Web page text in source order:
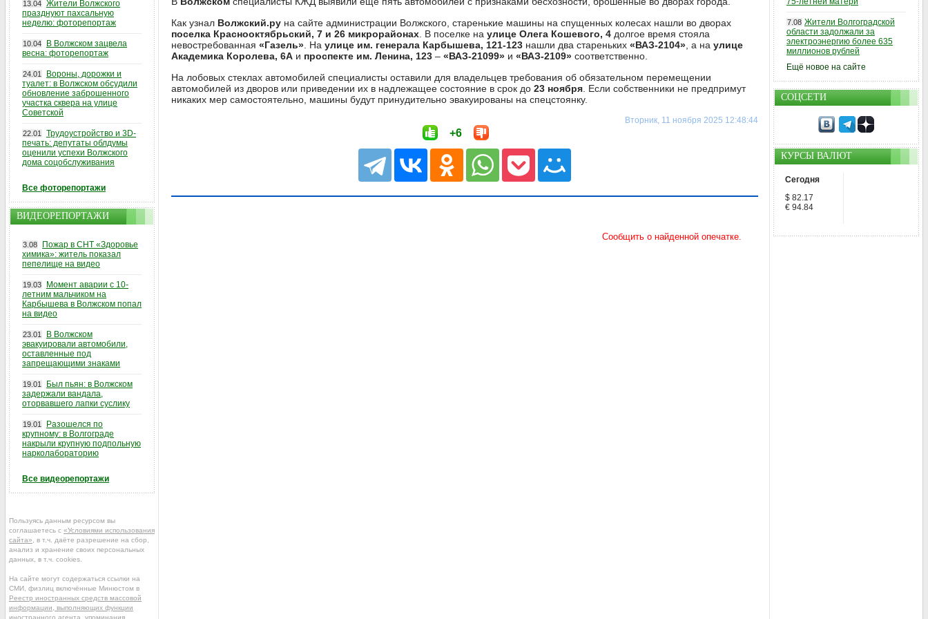
Как узнал Волжский.ру на сайте администрации Волжского, старенькие машины на спущенных колесах нашли во дворах
поселка Краснооктябрьский, 7 и 26 микрорайонах . В поселке на улице Олега Кошевого, 4 долгое время стояла
невостребованная «Газель» . На улице им. генерала Карбышева, 121-123 нашли два стареньких «ВАЗ-2104» , а на улице
Академика Королева, 6А и проспекте им. Ленина, 123 – «ВАЗ-21099» и «ВАЗ-2109» соответственно.
На лобовых стеклах автомобилей специалисты оставили для владельцев требования об обязательном перемещении
автомобилей из дворов или приведении их в надлежащее состояние в срок до 23 ноября . Если собственники не предпримут
никаких мер самостоятельно, машины будут принудительно эвакуированы на спецстоянку.
Вторник, 11 ноября 2025 12:48:44
+6
13.04 Жители Волжского
празднуют пахсальную
неделю: фоторепортаж
10.04
В Волжском зацвела
весна: фоторепортаж
24.01
Вороны, дорожки и
туалет: в Волжском обсудили
обновление заброшенного
участка сквера на улице
Советской
22.01
Трудоустройство и 3D-
печать: депутаты облдумы
оценили успехи Волжского
дома соцобслуживания
Все фоторепортажи
ВИДЕОРЕПОРТАЖИ
3.08
Пожар в СНТ «Здоровье
химика»: житель показал
пепелище на видео
19.03
Момент аварии с 10-
летним мальчиком на
Карбышева в Волжском попал
на видео
23.01
В Волжском
эвакуировали автомобили,
оставленные под
запрещающими знаками
19.01
Был пьян: в Волжском
задержали вандала,
оторвавшего лапки суслику
19.01
Разошелся по
крупному: в Волгограде
накрыли крупную подпольную
нарколабораторию
Все видеорепортажи
Пользуясь данным ресурсом вы
соглашаетесь с «Условиями использования
сайта» , в т.ч. даёте разрешение на сбор,
анализ и хранение своих персональных
данных, в т.ч. cookies.
На сайте могут содержаться ссылки на
СМИ, физлиц включённые Минюстом в
Реестр иностранных средств массовой
информации, выполняющих функции
иностранного агента , упоминания
7.08 Жители Волгоградской
области задолжали за
электроэнергию более 635
миллионов рублей
Ещё новое на сайте
СОЦСЕТИ
КУРСЫ ВАЛЮТ
Сегодня
$ 82.17
€ 94.84